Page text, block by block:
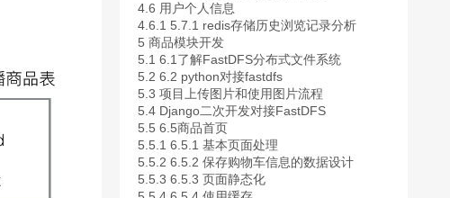
4.6 用户个人信息
4.6.1 5.7.1 redis存储历史浏览记录分析
5 商品模块开发
5.1 6.1了解FastDFS分布式文件系统
5.2 6.2 python对接fastdfs
5.3 项目上传图片和使用图片流程
5.4 Django二次开发对接FastDFS
5.5 6.5商品首页
5.5.1 6.5.1 基本页面处理
5.5.2 6.5.2 保存购物车信息的数据设计
5.5.3 6.5.3 页面静态化